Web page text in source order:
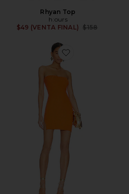
Rhyan Top
h:ours
$49 (VENTA FINAL)
Previous price:
$158
Favorite VESTIDO